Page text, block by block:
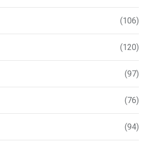
(106)
(120)
(97)
(76)
(94)